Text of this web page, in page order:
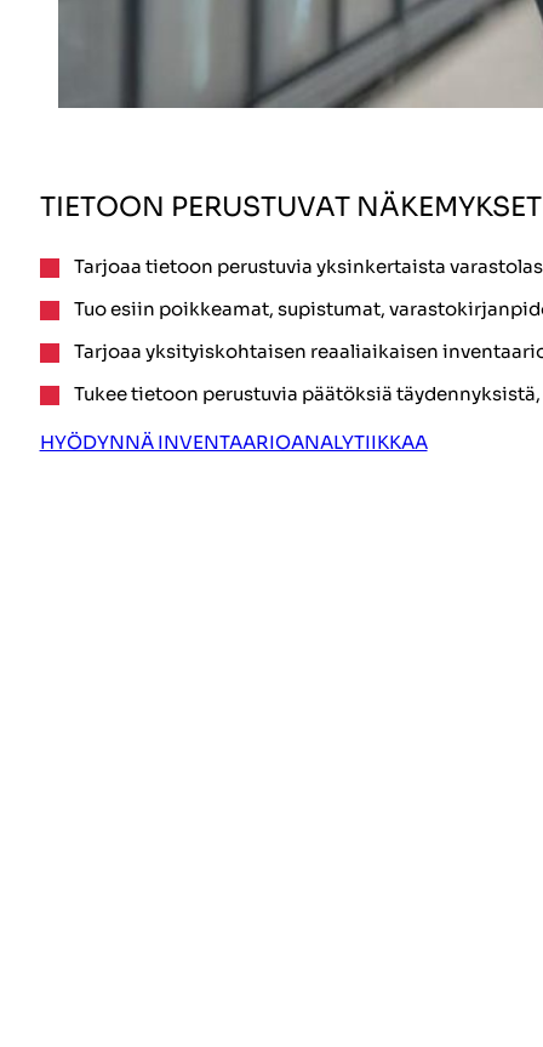
TIETOON PERUSTUVAT NÄKEMYKSET
Tarjoaa tietoon perustuvia yksinkertaista
Tuo esiin poikkeamat, supistumat,
Tarjoaa yksityiskohtaisen reaaliaikaisen
Tukee tietoon perustuvia päätöksiä
HYÖDYNNÄ INVENTAARIOANALYTIIKKAA